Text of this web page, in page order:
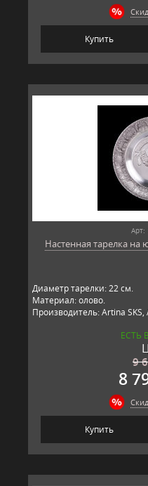
Купить
Арт:
Настенная тарелка на
Диаметр тарелки: 22 см.
Материал: олово.
Производитель: Artina SKS,
ЕСТЬ
9
8
Купить